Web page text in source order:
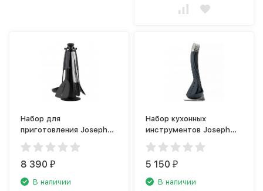
Набор для
приготовления Joseph
Joseph Elevate 10151
8 390₽
В наличии
Набор кухонных
инструментов Joseph
Joseph Nest 95031
5 150₽
В наличии